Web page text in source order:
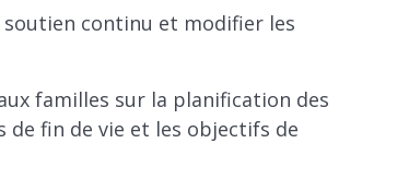
continu et modifier les
familles sur la planification des
de fin de vie et les objectifs de